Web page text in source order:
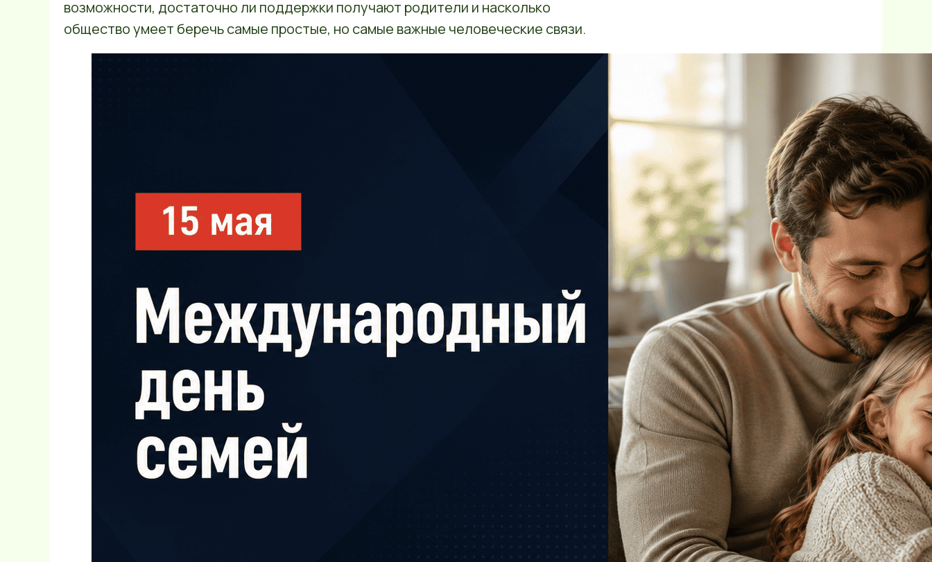
возможности, достаточно ли поддержки получают родители и насколько
общество умеет беречь самые простые, но самые важные человеческие связи.